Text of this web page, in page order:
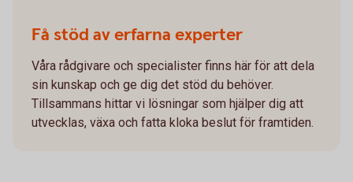
Få stöd av erfarna experter
Våra rådgivare och specialister finns här för att dela
sin kunskap och ge dig det stöd du behöver.
Tillsammans hittar vi lösningar som hjälper dig att
utvecklas, växa och fatta kloka beslut för framtiden.